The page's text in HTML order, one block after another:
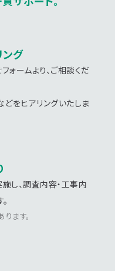
ング
ォームより、ご相談くだ
をヒアリングいたしま
し、調査内容・工事内
ます。